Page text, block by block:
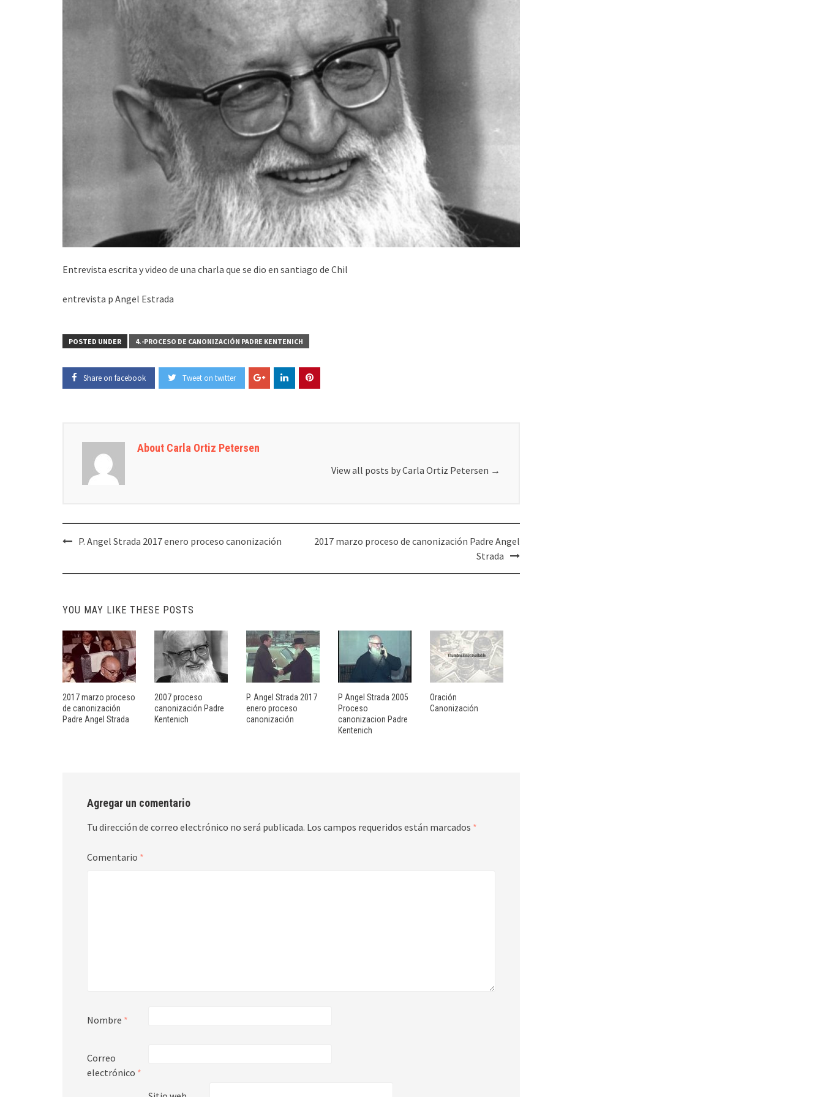
Entrevista escrita y video de una charla que se dio en santiago de Chil
entrevista p Angel Estrada
POSTED UNDER 4.-PROCESO DE CANONIZACIÓN PADRE KENTENICH
Share on facebook Tweet on twitter
About Carla Ortiz Petersen
View all posts by Carla Ortiz Petersen →
PostP. Angel Strada 2017 enero proceso canonización
2017 marzo proceso de canonización Padre Angel
Strada
YOU MAY LIKE THESE POSTS
2017 marzo proceso
de canonización
Padre Angel Strada
2007 proceso
canonización Padre
Kentenich
P. Angel Strada 2017
enero proceso
canonización
P Angel Strada 2005
Proceso
canonizacion Padre
Kentenich
Oración
Canonización
Agregar un comentario
Tu dirección de correo electrónico no será publicada. Los campos requeridos están marcados *
Comentario *
Nombre *
Correo
electrónico *